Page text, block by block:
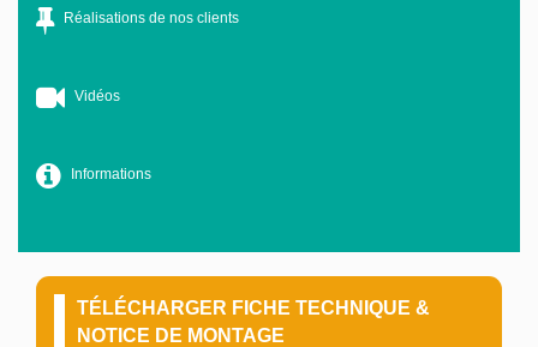
Réalisations de nos clients
Vidéos
Informations
TÉLÉCHARGER FICHE TECHNIQUE &
NOTICE DE MONTAGE